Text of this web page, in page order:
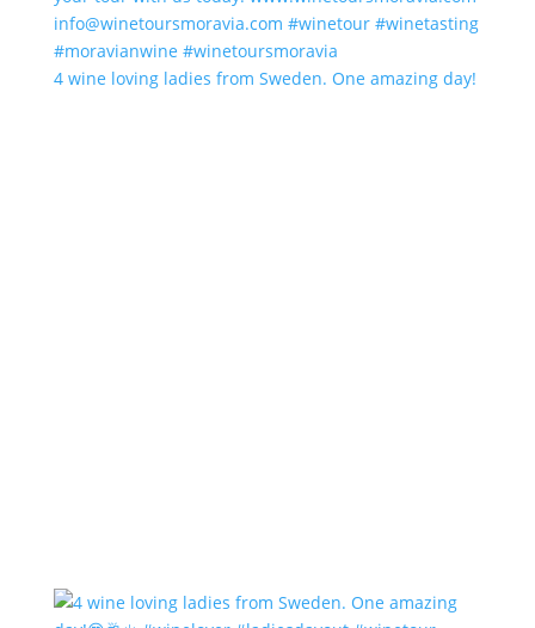
4 wine loving ladies from Sweden. One amazing day!